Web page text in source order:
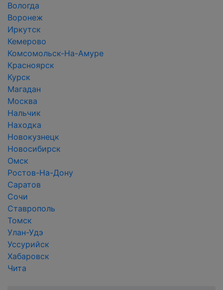
Вологда
Воронеж
Иркутск
Кемерово
Комсомольск-На-Амуре
Красноярск
Курск
Магадан
Москва
Нальчик
Находка
Новокузнецк
Новосибирск
Омск
Ростов-На-Дону
Саратов
Сочи
Ставрополь
Томск
Улан-Удэ
Уссурийск
Хабаровск
Чита